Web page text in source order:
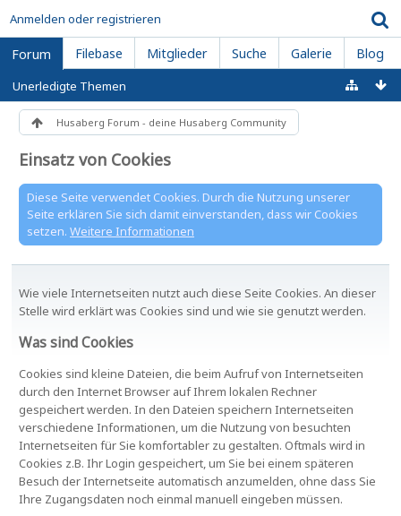
Anmelden oder registrieren
Forum Filebase Mitglieder Suche Galerie Blog
Unerledigte Themen
Husaberg Forum - deine Husaberg Community
Einsatz von Cookies
Diese Seite verwendet Cookies. Durch die Nutzung unserer
Seite erklären Sie sich damit einverstanden, dass wir Cookies
setzen. Weitere Informationen
Wie viele Internetseiten nutzt auch diese Seite Cookies. An dieser
Stelle wird erklärt was Cookies sind und wie sie genutzt werden.
Was sind Cookies
Cookies sind kleine Dateien, die beim Aufruf von Internetseiten
durch den Internet Browser auf Ihrem lokalen Rechner
gespeichert werden. In den Dateien speichern Internetseiten
verschiedene Informationen, um die Nutzung von besuchten
Internetseiten für Sie komfortabler zu gestalten. Oftmals wird in
Cookies z.B. Ihr Login gespeichert, um Sie bei einem späteren
Besuch der Internetseite automatisch anzumelden, ohne dass Sie
Ihre Zugangsdaten noch einmal manuell eingeben müssen.